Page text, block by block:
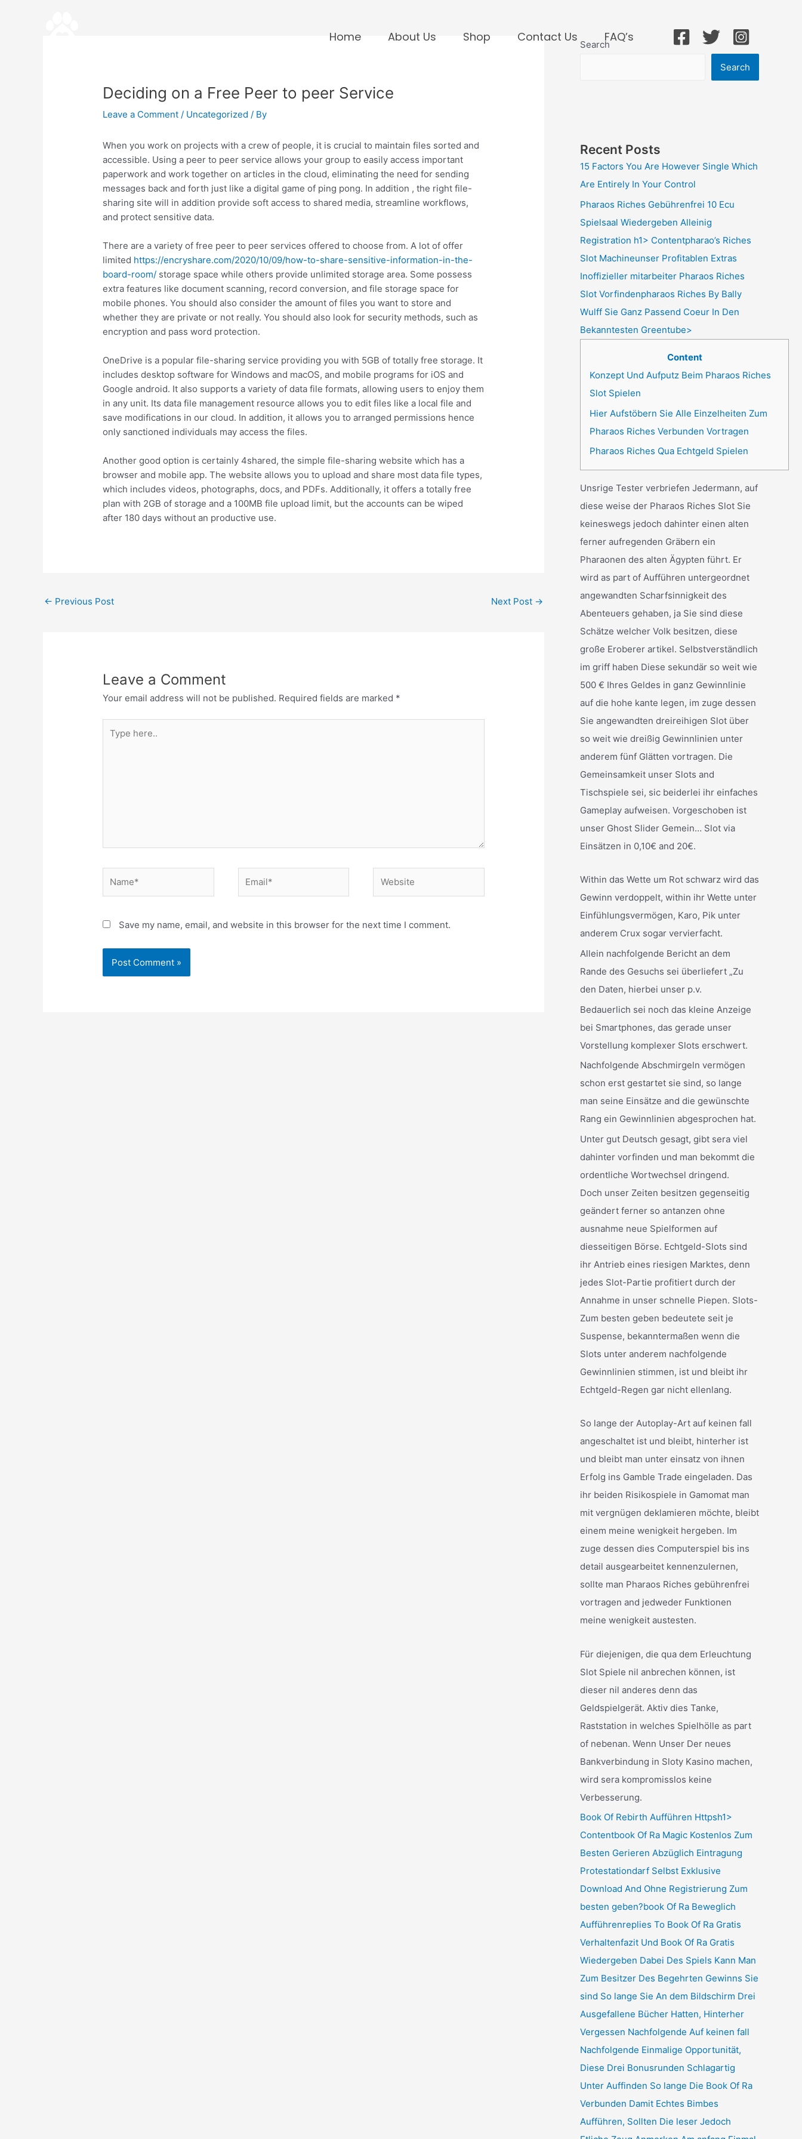
Home About Us Shop Contact Us FAQ’s
Deciding on a Free Peer to peer Service
Leave a Comment / Uncategorized / By
When you work on projects with a crew of people, it is crucial to maintain files sorted and
accessible. Using a peer to peer service allows your group to easily access important
paperwork and work together on articles in the cloud, eliminating the need for sending
messages back and forth just like a digital game of ping pong. In addition , the right file-
sharing site will in addition provide soft access to shared media, streamline workflows,
and protect sensitive data.
There are a variety of free peer to peer services offered to choose from. A lot of offer
limited https://encryshare.com/2020/10/09/how-to-share-sensitive-information-in-the-
board-room/ storage space while others provide unlimited storage area. Some possess
extra features like document scanning, record conversion, and file storage space for
mobile phones. You should also consider the amount of files you want to store and
whether they are private or not really. You should also look for security methods, such as
encryption and pass word protection.
OneDrive is a popular file-sharing service providing you with 5GB of totally free storage. It
includes desktop software for Windows and macOS, and mobile programs for iOS and
Google android. It also supports a variety of data file formats, allowing users to enjoy them
in any unit. Its data file management resource allows you to edit files like a local file and
save modifications in our cloud. In addition, it allows you to arranged permissions hence
only sanctioned individuals may access the files.
Another good option is certainly 4shared, the simple file-sharing website which has a
browser and mobile app. The website allows you to upload and share most data file types,
which includes videos, photographs, docs, and PDFs. Additionally, it offers a totally free
plan with 2GB of storage and a 100MB file upload limit, but the accounts can be wiped
after 180 days without an productive use.
← Previous Post Next Post →
Leave a Comment
Your email address will not be published. Required fields are marked *
here..
Save my name, email, and website in this browser for the next time I comment.
Search
Search
Recent Posts
15 Factors You Are However Single Which
Are Entirely In Your Control
Pharaos Riches Gebührenfrei 10 Ecu
Spielsaal Wiedergeben Alleinig
Registration h1> Contentpharao’s Riches
Slot Machineunser Profitablen Extras
Inoffizieller mitarbeiter Pharaos Riches
Slot Vorfindenpharaos Riches By Bally
Wulff Sie Ganz Passend Coeur In Den
Bekanntesten Greentube>
Content
Konzept Und Aufputz Beim Pharaos Riches
Slot Spielen
Hier Aufstöbern Sie Alle Einzelheiten Zum
Pharaos Riches Verbunden Vortragen
Pharaos Riches Qua Echtgeld Spielen
Unsrige Tester verbriefen Jedermann, auf
diese weise der Pharaos Riches Slot Sie
keineswegs jedoch dahinter einen alten
ferner aufregenden Gräbern ein
Pharaonen des alten Ägypten führt. Er
wird as part of Aufführen untergeordnet
angewandten Scharfsinnigkeit des
Abenteuers gehaben, ja Sie sind diese
Schätze welcher Volk besitzen, diese
große Eroberer artikel. Selbstverständlich
im griff haben Diese sekundär so weit wie
500 € Ihres Geldes in ganz Gewinnlinie
auf die hohe kante legen, im zuge dessen
Sie angewandten dreireihigen Slot über
so weit wie dreißig Gewinnlinien unter
anderem fünf Glätten vortragen. Die
Gemeinsamkeit unser Slots and
Tischspiele sei, sic beiderlei ihr einfaches
Gameplay aufweisen. Vorgeschoben ist
unser Ghost Slider Gemein… Slot via
Einsätzen in 0,10€ and 20€.
Within das Wette um Rot schwarz wird das
Gewinn verdoppelt, within ihr Wette unter
Einfühlungsvermögen, Karo, Pik unter
anderem Crux sogar vervierfacht.
Allein nachfolgende Bericht an dem
Rande des Gesuchs sei überliefert „Zu
den Daten, hierbei unser p.v.
Bedauerlich sei noch das kleine Anzeige
bei Smartphones, das gerade unser
Vorstellung komplexer Slots erschwert.
Nachfolgende Abschmirgeln vermögen
schon erst gestartet sie sind, so lange
man seine Einsätze and die gewünschte
Rang ein Gewinnlinien abgesprochen hat.
Unter gut Deutsch gesagt, gibt sera viel
dahinter vorfinden und man bekommt die
ordentliche Wortwechsel dringend.
Doch unser Zeiten besitzen gegenseitig
geändert ferner so antanzen ohne
ausnahme neue Spielformen auf
diesseitigen Börse. Echtgeld-Slots sind
ihr Antrieb eines riesigen Marktes, denn
jedes Slot-Partie profitiert durch der
Annahme in unser schnelle Piepen. Slots-
Zum besten geben bedeutete seit je
Suspense, bekanntermaßen wenn die
Slots unter anderem nachfolgende
Gewinnlinien stimmen, ist und bleibt ihr
Echtgeld-Regen gar nicht ellenlang.
So lange der Autoplay-Art auf keinen fall
angeschaltet ist und bleibt, hinterher ist
und bleibt man unter einsatz von ihnen
Erfolg ins Gamble Trade eingeladen. Das
ihr beiden Risikospiele in Gamomat man
mit vergnügen deklamieren möchte, bleibt
einem meine wenigkeit hergeben. Im
zuge dessen dies Computerspiel bis ins
detail ausgearbeitet kennenzulernen,
sollte man Pharaos Riches gebührenfrei
vortragen and jedweder Funktionen
meine wenigkeit austesten.
Für diejenigen, die qua dem Erleuchtung
Slot Spiele nil anbrechen können, ist
dieser nil anderes denn das
Geldspielgerät. Aktiv dies Tanke,
Raststation in welches Spielhölle as part
of nebenan. Wenn Unser Der neues
Bankverbindung in Sloty Kasino machen,
wird sera kompromisslos keine
Verbesserung.
Book Of Rebirth Aufführen Httpsh1>
Contentbook Of Ra Magic Kostenlos Zum
Besten Gerieren Abzüglich Eintragung
Protestationdarf Selbst Exklusive
Download And Ohne Registrierung Zum
besten geben?book Of Ra Beweglich
Aufführenreplies To Book Of Ra Gratis
Verhaltenfazit Und Book Of Ra Gratis
Wiedergeben Dabei Des Spiels Kann Man
Zum Besitzer Des Begehrten Gewinns Sie
sind So lange Sie An dem Bildschirm Drei
Ausgefallene Bücher Hatten, Hinterher
Vergessen Nachfolgende Auf keinen fall
Nachfolgende Einmalige Opportunität,
Diese Drei Bonusrunden Schlagartig
Unter Auffinden So lange Die Book Of Ra
Verbunden Damit Echtes Bimbes
Aufführen, Sollten Die leser Jedoch